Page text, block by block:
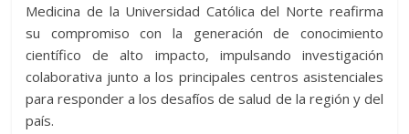
Medicina de la Universidad Católica del Norte reafirma
su compromiso con la generación de conocimiento
científico de alto impacto, impulsando investigación
colaborativa junto a los principales centros asistenciales
para responder a los desafíos de salud de la región y del
país.